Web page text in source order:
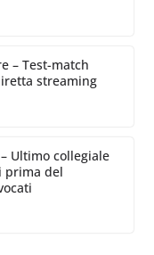
– Test-match
streaming
Ultimo collegiale
prima del